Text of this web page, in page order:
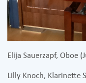
Elija Sauerzapf, Oboe
Lilly Knoch, Klarinette